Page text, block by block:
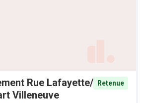
Rue Lafayette/
Villeneuve
Retenue